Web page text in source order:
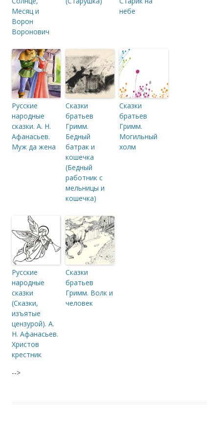
Месяц и
Ворон
Воронович
небе
Русские
народные
сказки. А. Н.
Афанасьев.
Муж да жена
Сказки
братьев
Гримм.
Бедный
батрак и
кошечка
(Бедный
работник с
мельницы и
кошечка)
Сказки
братьев
Гримм.
Могильный
холм
Русские
народные
сказки
(Сказки,
изъятые
цензурой). А.
Н. Афанасьев.
Христов
крестник
Сказки
братьев
Гримм. Волк и
человек
-->